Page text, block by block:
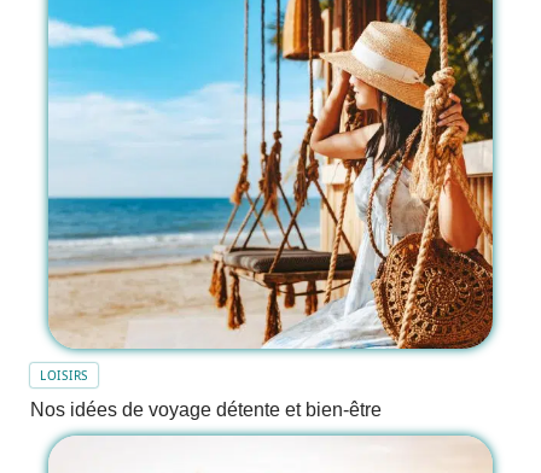
LOISIRS
Nos idées de voyage détente et bien-être